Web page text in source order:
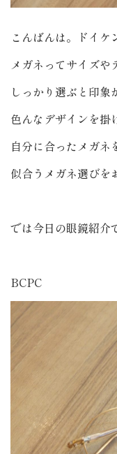
こんばんは。ドイケ
メガネってサイズや
しっかり選ぶと印象
色んなデザインを掛
自分に合ったメガネ
似合うメガネ選びを
では今日の眼鏡紹介
BCPC